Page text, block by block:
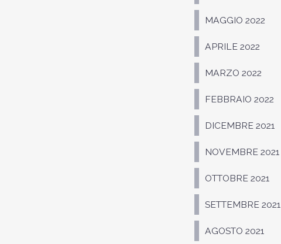
MAGGIO 2022
APRILE 2022
MARZO 2022
FEBBRAIO 2022
DICEMBRE 2021
NOVEMBRE 2021
OTTOBRE 2021
SETTEMBRE 2021
AGOSTO 2021